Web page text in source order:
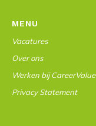
MENU
Vacatures
Over ons
Werken bij CareerValue
Privacy Statement